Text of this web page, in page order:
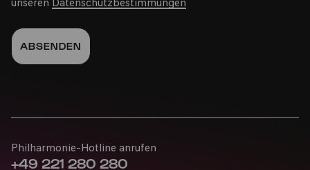
unseren Datenschutzbestimmungen
Philharmonie-Hotline anrufen
+49 221 280 280